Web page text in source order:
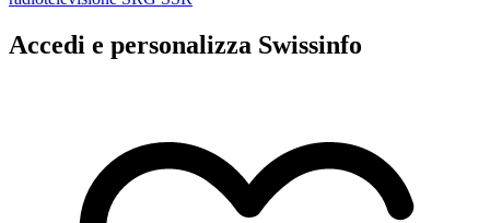
Accedi e personalizza Swissinfo